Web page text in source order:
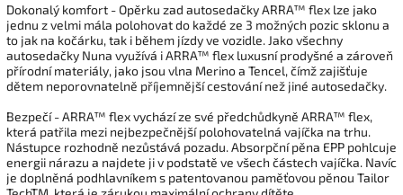
Dokonalý komfort - Opěrku zad autosedačky ARRA™ flex lze jako
jednu z velmi mála polohovat do každé ze 3 možných pozic sklonu a
to jak na kočárku, tak i během jízdy ve vozidle. Jako všechny
autosedačky Nuna využívá i ARRA™ flex luxusní prodyšné a zároveň
přírodní materiály, jako jsou vlna Merino a Tencel, čímž zajišťuje
dětem neporovnatelně příjemnější cestování než jiné autosedačky.
Bezpečí - ARRA™ flex vychází ze své předchůdkyně ARRA™ flex,
která patřila mezi nejbezpečnější polohovatelná vajíčka na trhu.
Nástupce rozhodně nezůstává pozadu. Absorpční pěna EPP pohlcuje
energii nárazu a najdete ji v podstatě ve všech částech vajíčka. Navíc
je doplněná podhlavníkem s patentovanou paměťovou pěnou Tailor